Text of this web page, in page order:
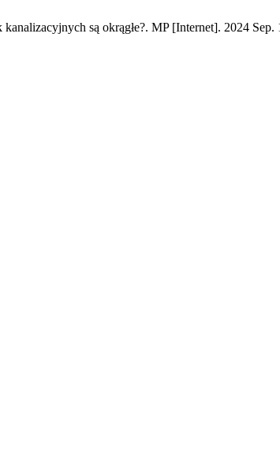
są okrągłe?. MP [Internet]. 2024